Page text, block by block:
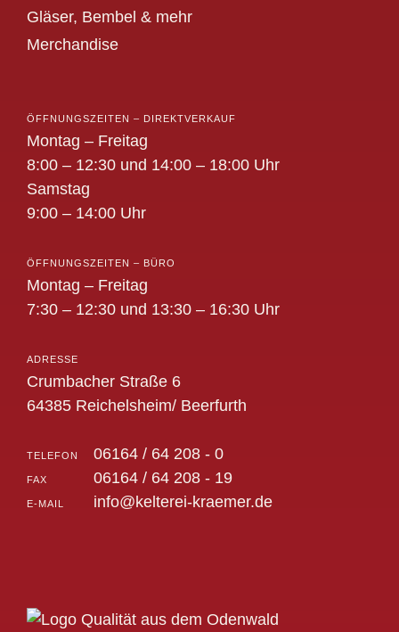
Gläser, Bembel & mehr
Merchandise
ÖFFNUNGSZEITEN – DIREKTVERKAUF
Montag – Freitag
8:00 – 12:30 und 14:00 – 18:00 Uhr
Samstag
9:00 – 14:00 Uhr
ÖFFNUNGSZEITEN – BÜRO
Montag – Freitag
7:30 – 12:30 und 13:30 – 16:30 Uhr
ADRESSE
Crumbacher Straße 6
64385 Reichelsheim/ Beerfurth
TELEFON 06164 / 64 208 - 0
FAX 06164 / 64 208 - 19
E-MAIL info@kelterei-kraemer.de